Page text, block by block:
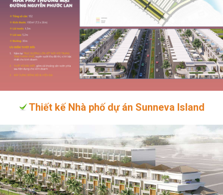
Thiết kế Nhà phố dự án Sunneva Island